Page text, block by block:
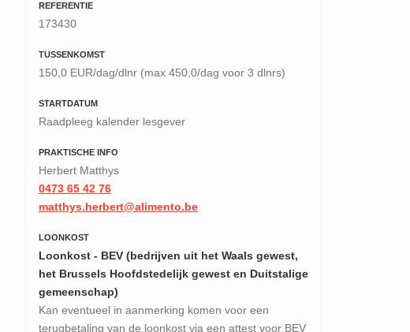
REFERENTIE
173430
TUSSENKOMST
150,0 EUR/dag/dlnr (max 450,0/dag voor 3 dlnrs)
STARTDATUM
Raadpleeg kalender lesgever
PRAKTISCHE INFO
Herbert Matthys
0473 65 42 76
matthys.herbert@alimento.be
LOONKOST
Loonkost - BEV (bedrijven uit het Waals gewest,
het Brussels Hoofdstedelijk gewest en Duitstalige
gemeenschap)
Kan eventueel in aanmerking komen voor een
terugbetaling van de loonkost via een attest voor BEV